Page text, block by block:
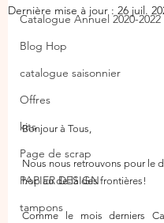
Catalogue Annuel 2020-2022
Blog Hop
catalogue saisonnier
Offres
kits
Page de scrap
PAPIER DESIGN
tampons
Dernière mise à jour : 26 juil.
Bonjour à Tous,
Nous nous retrouvons pour le
hop au de-là des frontières!
Comme le mois derniers